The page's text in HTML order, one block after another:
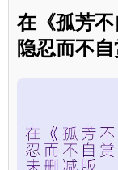
在《孤芳
隐忍而不